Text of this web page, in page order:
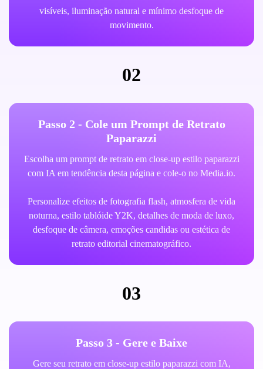
visíveis, iluminação natural e mínimo desfoque de
movimento.
02
Passo 2 - Cole um Prompt de Retrato
Paparazzi
Escolha um prompt de retrato em close-up estilo paparazzi
com IA em tendência desta página e cole-o no Media.io.
Personalize efeitos de fotografia flash, atmosfera de vida
noturna, estilo tablóide Y2K, detalhes de moda de luxo,
desfoque de câmera, emoções candidas ou estética de
retrato editorial cinematográfico.
03
Passo 3 - Gere e Baixe
Gere seu retrato em close-up estilo paparazzi com IA,